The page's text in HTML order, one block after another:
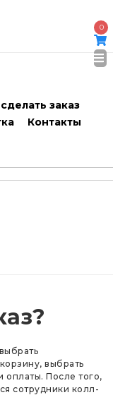
0
заказ
Контакты
выбрать
оплаты. После того,
сотрудники колл-